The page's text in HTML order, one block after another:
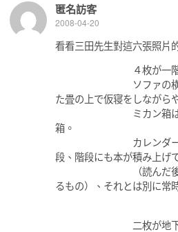
匿名訪客
2008-04-20
看看三田先生對這六張照
４枚が一階（食
ソファの横のホッ
た畳の上で仮寝をしながら
ミカン箱は予備の
箱。
カレンダーの左
段、階段にも本が積み上げ
（読んだ後で基金
るもの）、それとは別に常
二枚が地下で